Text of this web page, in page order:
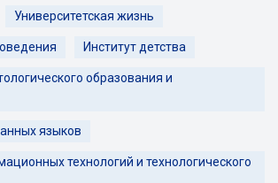
Университетская жизнь
Институт детства
образования и
языков
технологий и технологического